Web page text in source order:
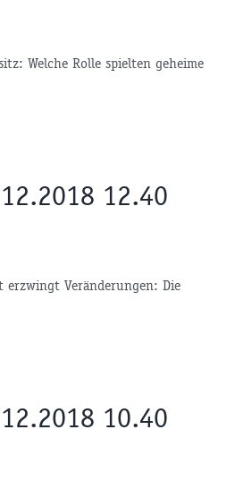
Welche Rolle spielten geheime
12.40
erzwingt Veränderungen: Die
10.40